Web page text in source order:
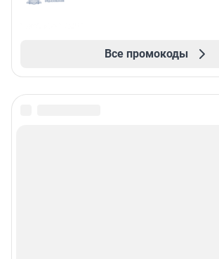
Все промокоды